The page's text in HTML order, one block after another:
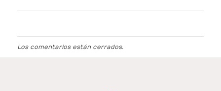
Los comentarios están cerrados.